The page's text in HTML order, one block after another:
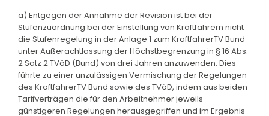
a) Entgegen der Annahme der Revision ist bei der
Stufenzuordnung bei der Einstellung von Kraftfahrern nicht
die Stufenregelung in der Anlage 1 zum KraftfahrerTV Bund
unter Außerachtlassung der Höchstbegrenzung in § 16 Abs.
2 Satz 2 TVöD (Bund) von drei Jahren anzuwenden. Dies
führte zu einer unzulässigen Vermischung der Regelungen
des KraftfahrerTV Bund sowie des TVöD, indem aus beiden
Tarifverträgen die für den Arbeitnehmer jeweils
günstigeren Regelungen herausgegriffen und im Ergebnis